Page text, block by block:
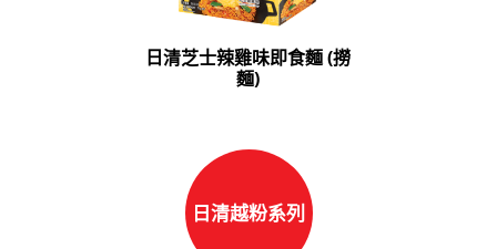
日清芝士辣雞味即食麵 (撈
麵)
日清越粉系列